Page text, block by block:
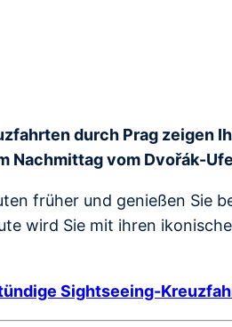
durch Prag zeigen
Nachmittag vom Dvořák-
früher und genießen Sie
wird Sie mit ihren
Sightseeing-